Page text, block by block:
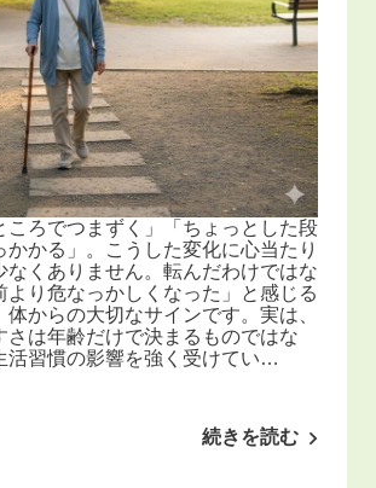
ころでつまずく」「ちょっとした段
かかる」。こうした変化に心当たり
なくありません。転んだわけではな
より危なっかしくなった」と感じる
体からの大切なサインです。実は、
さは年齢だけで決まるものではな
活習慣の影響を強く受けてい…
続きを読む